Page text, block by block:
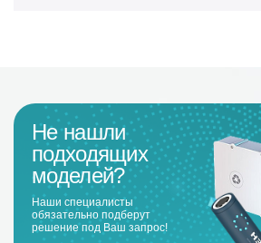
Не нашли
подходящих
моделей?
Наши специалисты
обязательно подберут
решение под Ваш запрос!